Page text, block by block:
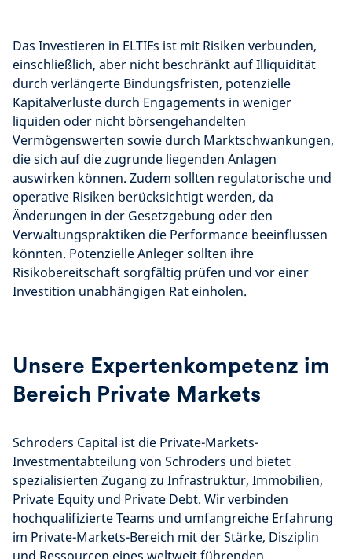
Das Investieren in ELTIFs ist mit Risiken verbunden,
einschließlich, aber nicht beschränkt auf Illiquidität
durch verlängerte Bindungsfristen, potenzielle
Kapitalverluste durch Engagements in weniger
liquiden oder nicht börsengehandelten
Vermögenswerten sowie durch Marktschwankungen,
die sich auf die zugrunde liegenden Anlagen
auswirken können. Zudem sollten regulatorische und
operative Risiken berücksichtigt werden, da
Änderungen in der Gesetzgebung oder den
Verwaltungspraktiken die Performance beeinflussen
könnten. Potenzielle Anleger sollten ihre
Risikobereitschaft sorgfältig prüfen und vor einer
Investition unabhängigen Rat einholen.
Unsere Expertenkompetenz im
Bereich Private Markets
Schroders Capital ist die Private-Markets-
Investmentabteilung von Schroders und bietet
spezialisierten Zugang zu Infrastruktur, Immobilien,
Private Equity und Private Debt. Wir verbinden
hochqualifizierte Teams und umfangreiche Erfahrung
im Private-Markets-Bereich mit der Stärke, Disziplin